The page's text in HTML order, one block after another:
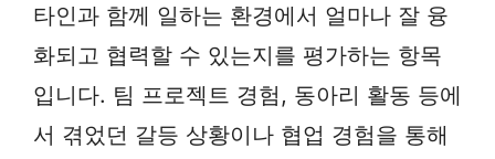
타인과 함께 일하는 환경에서 얼마나 잘 융
화되고 협력할 수 있는지를 평가하는 항목
입니다. 팀 프로젝트 경험, 동아리 활동 등에
서 겪었던 갈등 상황이나 협업 경험을 통해